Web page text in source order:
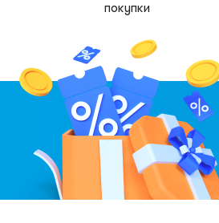
покупки